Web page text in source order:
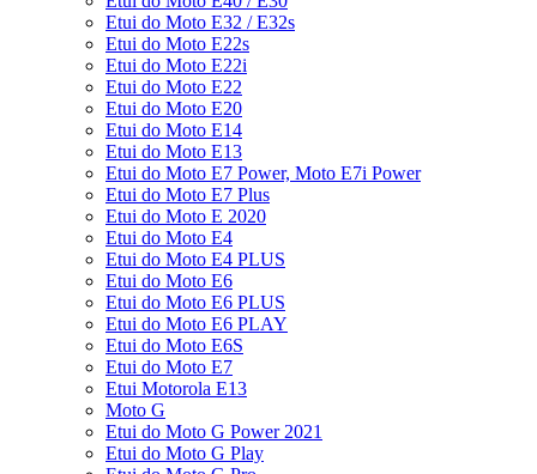
Etui do Moto E32 / E32s
Etui do Moto E22s
Etui do Moto E22i
Etui do Moto E22
Etui do Moto E20
Etui do Moto E14
Etui do Moto E13
Etui do Moto E7 Power, Moto E7i Power
Etui do Moto E7 Plus
Etui do Moto E 2020
Etui do Moto E4
Etui do Moto E4 PLUS
Etui do Moto E6
Etui do Moto E6 PLUS
Etui do Moto E6 PLAY
Etui do Moto E6S
Etui do Moto E7
Etui Motorola E13
Moto G
Etui do Moto G Power 2021
Etui do Moto G Play